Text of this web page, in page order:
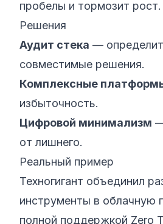
пробелы и тормозит рост.
Решения
Аудит стека —
совместимые решения.
Комплексные
избыточность.
Цифровой минимализм
от лишнего.
Реальный пример
Техногигант объединил
инструменты в облачную
полной поддержкой Zero